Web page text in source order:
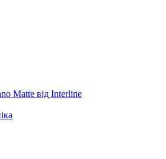
Matte від Interline